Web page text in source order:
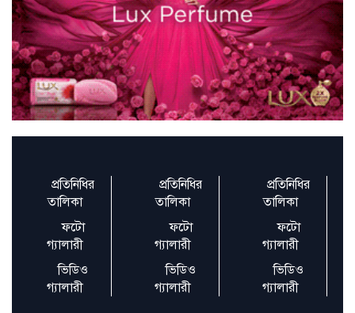
স্থানীয় সরকার নয়, জাতীয় নির্বাচন আগে চায়
বিএনপিসহ বিভিন্ন দল
রমজান উপলক্ষে আরটিভির হিফজুল কোরআন
প্রতিযোগিতার সিলেকশন রাউন
৫৩ বছর দেশ শাসনকারীরা নতুন আশা দেখাতে
পারবে না: চরমোনাই পীর
হয়েছে: দেবপ্রিয়
প্রতিনিধির
তালিকা
ফটো
গ্যালারী
ভিডিও
গ্যালারী
প্রতিনিধির
তালিকা
ফটো
গ্যালারী
ভিডিও
গ্যালারী
প্রতিনিধির
তালিকা
ফটো
গ্যালারী
ভিডিও
গ্যালারী